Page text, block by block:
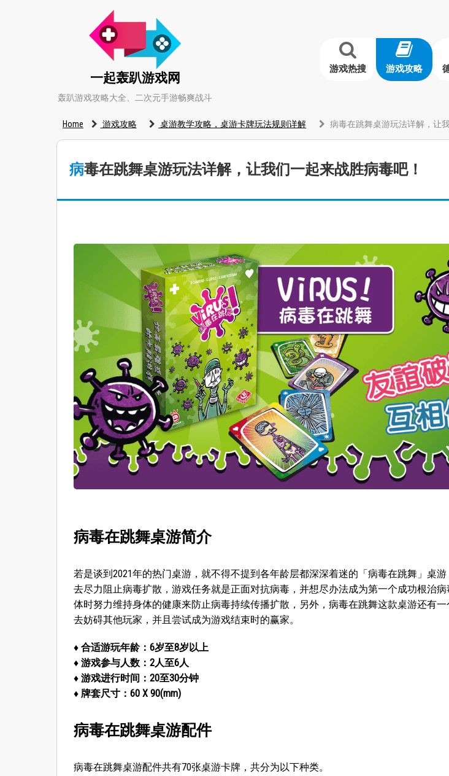
一起轰趴游戏网
轰趴游戏攻略大全、二次元手游畅爽战斗
游戏热搜 游戏攻略
Home 游戏攻略 桌游教学攻略，桌游卡牌玩法规则详解 病毒在跳舞桌游玩法详解，让
病毒在跳舞桌游玩法详解，让我们一起来战胜病毒吧！
病毒在跳舞桌游简介
若是谈到2021年的热门桌游，就不得不提到各年龄层都深深着迷的「病毒在跳舞」桌
去尽力阻止病毒扩散，游戏任务就是正面对抗病毒，并想尽办法成为第一个成功根治
体时努力维持身体的健康来防止病毒持续传播扩散，另外，病毒在跳舞这款桌游还有
去妨碍其他玩家，并且尝试成为游戏结束时的赢家。
♦ 合适游玩年龄：6岁至8岁以上
♦ 游戏参与人数：2人至6人
♦ 游戏进行时间：20至30分钟
♦ 牌套尺寸：60 X 90(mm)
病毒在跳舞桌游配件
病毒在跳舞桌游配件共有70张桌游卡牌，共分为以下种类。